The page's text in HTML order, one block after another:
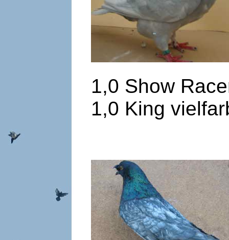
1,0 Show
1,0 King